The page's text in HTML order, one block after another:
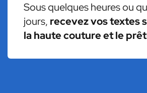
Sous quelques heures ou
jours, recevez vos textes
la haute couture et le